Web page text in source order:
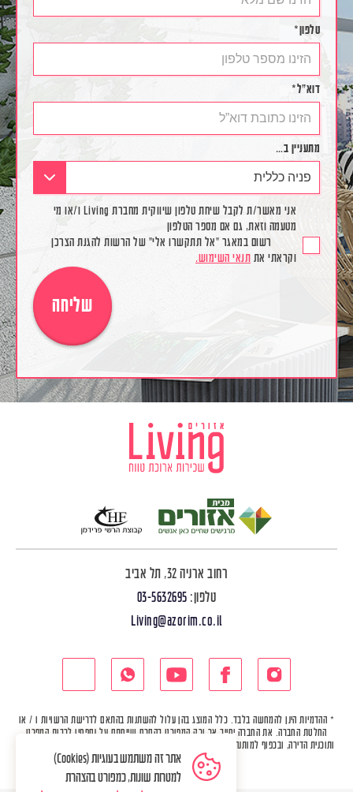
טלפון*
דוא”ל*
מתעניין ב…
אני מאשר/ת לקבל שיחת טלפון שיווקית מחברת Living ו/או מי
מטעמה וזאת, גם אם מספר הטלפון
רשום במאגר "אל תתקשרו אלי" של הרשות להגנת הצרכן
וקראתי את תנאי השימוש.
רחוב ארניה 32, תל אביב
טלפון: 03-5632695
Living@azorim.co.il
* ההדמיות הינן להמחשה בלבד. כלל המוצג בהן עלול להשתנות בהתאם לדרישת הרשויות ו / או
החלטת החברה. את החברה יחייב אך ורק המפורט בהסכם שייחתם על נספחיו לרבות המפרט
ותוכנית הדירה, ובכפוף למותנה בו. מלאי הדירות הפנויות להשכרה, המוצג באתר, אינו קבוע ועלול
להשתנות.
אתר זה משתמש בעוגיות (Cookies)
למטרות שונות, כמפורט בהצהרת